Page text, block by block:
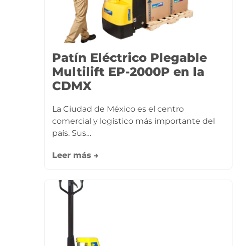
Patín Eléctrico Plegable
Multilift EP-2000P en la
CDMX
La Ciudad de México es el centro
comercial y logístico más importante del
país. Sus…
Leer más →